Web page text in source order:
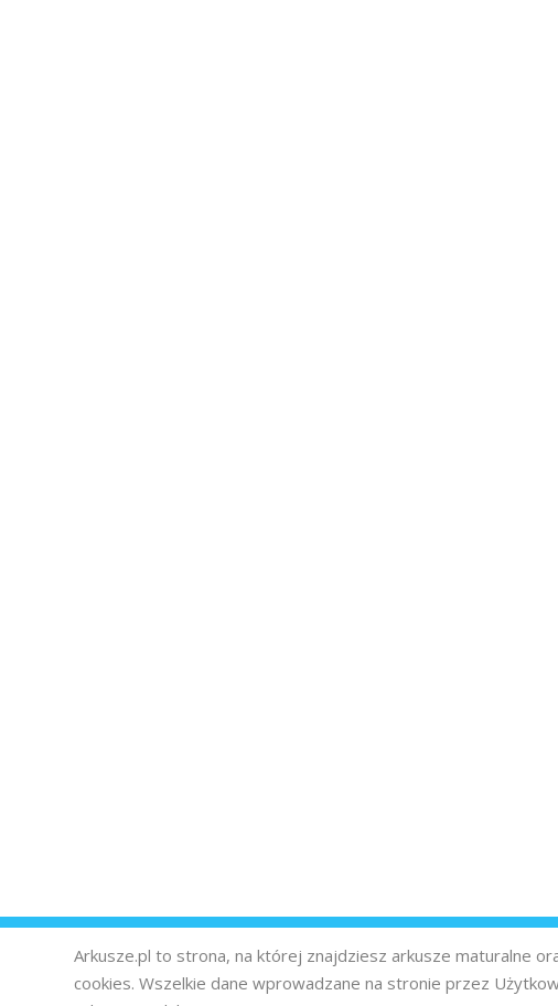
Arkusze.pl to strona, na której znajdziesz arkusze maturalne
cookies. Wszelkie dane wprowadzane na stronie przez